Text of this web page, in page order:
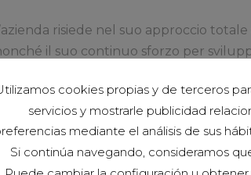
risiede nel suo approccio
il suo continuo sforzo per
insieme a un’elevata
una straordinaria capacità di
cookies propias y de terceros
servicios y mostrarle publicidad
mediante el análisis de sus
Si continúa navegando, consideramos